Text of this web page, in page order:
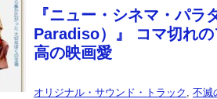
『ニュー・シネマ・パ
Paradiso）』 コマ切れ
高の映画愛
オリジナル・サウンド・トラック , 不滅